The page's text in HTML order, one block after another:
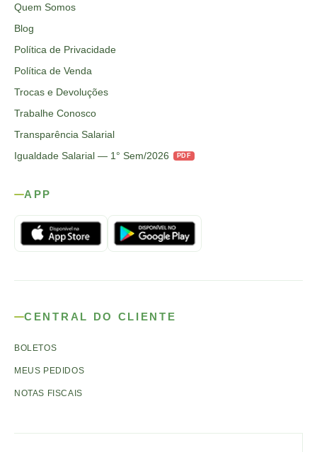
Quem Somos
Blog
Política de Privacidade
Política de Venda
Trocas e Devoluções
Trabalhe Conosco
Transparência Salarial
Igualdade Salarial — 1° Sem/2026
PDF
APP
CENTRAL DO CLIENTE
BOLETOS
MEUS PEDIDOS
NOTAS FISCAIS